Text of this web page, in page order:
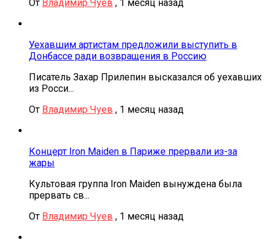
От Владимир Чуев , 1 месяц назад
Уехавшим артистам предложили выступить в
Донбассе ради возвращения в Россию
Писатель Захар Прилепин высказался об уехавших
из Росси...
От Владимир Чуев , 1 месяц назад
Концерт Iron Maiden в Париже прервали из-за
жары
Культовая группа Iron Maiden вынуждена была
прервать св...
От Владимир Чуев , 1 месяц назад